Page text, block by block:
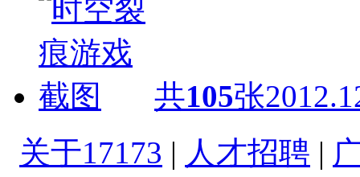
共105张
关于17173 | 人才招聘 |